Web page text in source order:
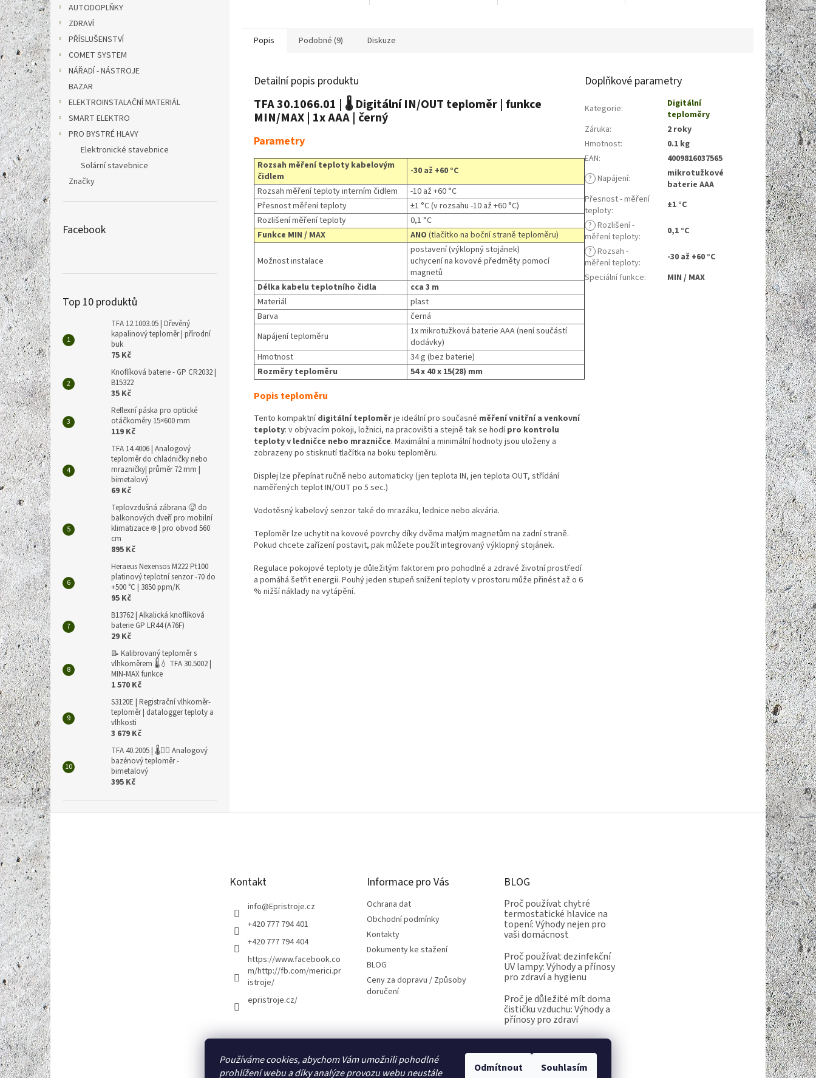
Používáme cookies, abychom Vám umožnili pohodlné
prohlížení webu a díky analýze provozu webu neustále
Odmítnout Souhlasím
AUTODOPLŇKY
ZDRAVÍ
PŘÍSLUŠENSTVÍ
COMET SYSTEM
NÁŘADÍ - NÁSTROJE
BAZAR
ELEKTROINSTALAČNÍ MATERIÁL
SMART ELEKTRO
PRO BYSTRÉ HLAVY
Elektronické stavebnice
Solární stavebnice
Značky
Facebook
Top 10 produktů
TFA 12.1003.05 | Dřevěný
kapalinový teploměr | přírodní
buk
75 Kč
Knoflíková baterie - GP CR2032 |
B15322
35 Kč
Reflexní páska pro optické
otáčkoměry 15×600 mm
119 Kč
TFA 14.4006 | Analogový
teploměr do chladničky nebo
mrazničky| průměr 72 mm |
bimetalový
69 Kč
Teplovzdušná zábrana 🥵 do
balkonových dveří pro mobilní
klimatizace ❄️ | pro obvod 560
cm
895 Kč
Heraeus Nexensos M222 Pt100
platinový teplotní senzor -70 do
+500 °C | 3850 ppm/K
95 Kč
B13762 | Alkalická knoflíková
baterie GP LR44 (A76F)
29 Kč
📝 Kalibrovaný teploměr s
vlhkoměrem 🌡️💧 TFA 30.5002 |
MIN-MAX funkce
1 570 Kč
S3120E | Registrační vlhkoměr-
teploměr | datalogger teploty a
vlhkosti
3 679 Kč
TFA 40.2005 | 🌡️🏊‍♀️ Analogový
bazénový teploměr -
bimetalový
395 Kč
Popis Podobné (9) Diskuze
Detailní popis produktu
TFA 30.1066.01 | 🌡️ Digitální IN/OUT teploměr | funkce
MIN/MAX | 1x AAA | černý
Parametry
Rozsah měření teploty kabelovým
čidlem
-30 až +60 °C
Rozsah měření teploty interním čidlem
-10 až +60 °C
Přesnost měření teploty
±1 °C (v rozsahu -10 až +60 °C)
Rozlišení měření teploty
0,1 °C
Funkce MIN / MAX
ANO (tlačítko na boční straně teploměru)
Možnost instalace
postavení (výklopný stojánek)
uchycení na kovové předměty pomocí
magnetů
Délka kabelu teplotního čidla
cca 3 m
Materiál
plast
Barva
černá
Napájení teploměru
1x mikrotužková baterie AAA (není součástí
dodávky)
Hmotnost
34 g (bez baterie)
Rozměry teploměru
54 x 40 x 15(28) mm
Popis teploměru
Tento kompaktnídigitální teploměrje ideální pro současné měření vnitřní a venkovní
teploty: v obývacím pokoji, ložnici, na pracovišti a stejně tak se hodípro kontrolu
teploty v ledničce nebo mrazničce. Maximální a minimální hodnoty jsou uloženy a
zobrazeny po stisknutí tlačítka na boku teploměru.
Displej lze přepínat ručně nebo automaticky (jen teplota IN, jen teplota OUT, střídání
naměřených teplot IN/OUT po 5 sec.)
Vodotěsný kabelový senzor také do mrazáku, lednice nebo akvária.
Teploměr lze uchytit na kovové povrchy díky dvěma malým magnetům na zadní straně.
Pokud chcete zařízení postavit, pak můžete použít integrovaný výklopný stojánek.
Regulace pokojové teploty je důležitým faktorem pro pohodlné a zdravé životní prostředí
a pomáhá šetřit energii. Pouhý jeden stupeň snížení teploty v prostoru může přinést až o 6
% nižší náklady na vytápění.
Doplňkové parametry
Kategorie:
Digitální
teploměry
Záruka:
2 roky
Hmotnost:
0.1 kg
EAN:
4009816037565
? Napájení:
mikrotužkové
baterie AAA
Přesnost - měření
teploty:
±1 °C
? Rozlišení -
měření teploty:
0,1 °C
? Rozsah -
měření teploty:
-30 až +60 °C
Speciální funkce: MIN / MAX
Z
á
p
a
t
í Kontakt
info@Epristroje.cz
+420 777 794 401
+420 777 794 404
https://www.facebook.co
m/http://fb.com/merici.pr
istroje/
epristroje.cz/
Informace pro Vás
Ochrana dat
Obchodní podmínky
Kontakty
Dokumenty ke stažení
BLOG
Ceny za dopravu / Způsoby
doručení
BLOG
Proč používat chytré
termostatické hlavice na
topení: Výhody nejen pro
vaši domácnost
Proč používat dezinfekční
UV lampy: Výhody a přínosy
pro zdraví a hygienu
Proč je důležité mít doma
čističku vzduchu: Výhody a
přínosy pro zdraví
Kalibrace.info meteostanice.cz